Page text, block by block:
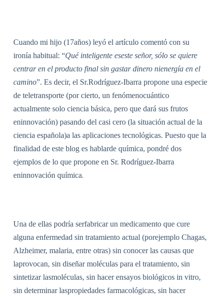
Cuando mi hijo (17años) leyó el artículo comentó con su
ironía habitual: “Qué inteligente eseste señor, sólo se quiere
centrar en el producto final sin gastar dinero nienergía en el
camino”. Es decir, el Sr.Rodríguez-Ibarra propone una especie
de teletransporte (por cierto, un fenómenocuántico
actualmente solo ciencia básica, pero que dará sus frutos
eninnovación) pasando del casi cero (la situación actual de la
ciencia española)a las aplicaciones tecnológicas. Puesto que la
finalidad de este blog es hablarde química, pondré dos
ejemplos de lo que propone en Sr. Rodríguez-Ibarra
eninnovación química.
Una de ellas podría serfabricar un medicamento que cure
alguna enfermedad sin tratamiento actual (porejemplo Chagas,
Alzheimer, malaria, entre otras) sin conocer las causas que
laprovocan, sin diseñar moléculas para el tratamiento, sin
sintetizar lasmoléculas, sin hacer ensayos biológicos in vitro,
sin determinar laspropiedades farmacológicas, sin hacer